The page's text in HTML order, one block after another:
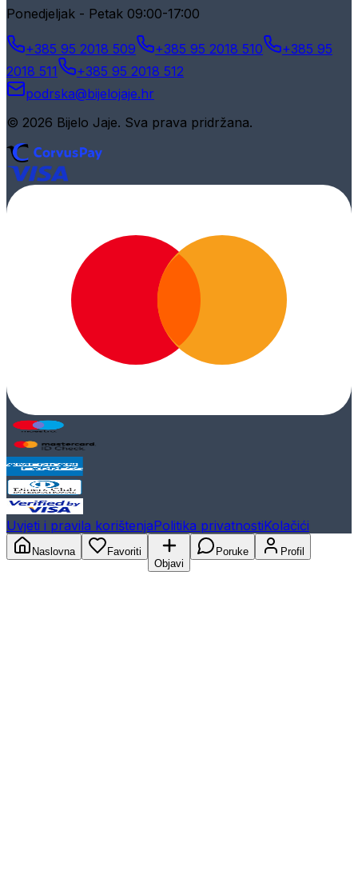
Ponedjeljak - Petak 09:00-17:00
+385 95 2018 509 +385 95 2018 510
+385 95
2018 511
+385 95 2018 512
podrska@bijelojaje.hr
© 2026 Bijelo Jaje. Sva prava pridržana.
Uvjeti i pravila korištenjaPolitika privatnostiKolačići
Naslovna
Favoriti
Objavi
Poruke Profil